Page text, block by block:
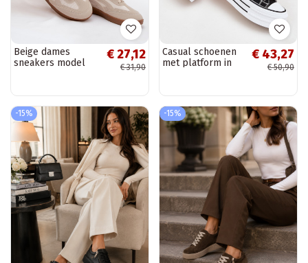
Beige dames
sneakers model
€ 27,12
€ 31,90
Casual schoenen
met platform in
€ 43,27
€ 50,90
-15% -15%